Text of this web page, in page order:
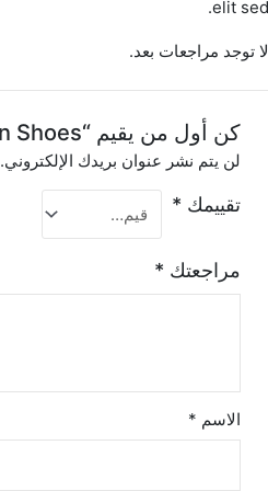
elit
توجد مراجعات بعد.
كن أول من يقيم “DNK Green Shoes”
لن يتم نشر عنوان بريدك الإلكتروني.
تقييمك *
مراجعتك *
الاسم *